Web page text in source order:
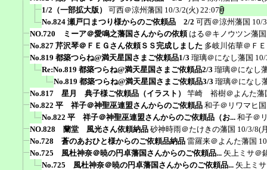
1/2（一部拡大版）
可西＠涼州藩国 10/3/2(火) 22:07
No.824 瀬戸口まつり様からのご依頼品 2/2 可西＠涼州藩国 10/
NO.720 ミーア＠愛鳴之藩国さんからの依頼 はる＠キノウツン藩国
No.827 芹沢琴＠ＦＥＧさん依頼ＳＳ完成しました 多岐川佑華＠Ｆ
No.819 都築つらね@満天星国さまご依頼品1/3 瑠璃＠になし藩国
Re:No.819 都築つらね@満天星国さまご依頼品2/3 瑠璃＠になし
No.819 都築つらね@満天星国さまご依頼品3/3 瑠璃＠になし
No.817 星月 典子様ご依頼品（イラスト）
竿崎 裕樹＠よんた藩
No.822 平 祥子＠神聖巫連盟さんからのご依頼品 和子＠リワマヒ国
No.822 平 祥子＠神聖巫連盟さんからのご依頼品（お... 和子＠
NO.828 蘭堂 風光さん依頼納品 砂神時雨＠たけきの藩国 10/3/8(
No.728 蒼のあおひと様からのご依頼品納品 雷羅来＠よんた藩国
No.725 風杜神奈＠暁の円卓藩国さんからのご依頼品... 矢上ミサ＠
No.725 風杜神奈＠暁の円卓藩国さんからのご依頼品... 矢上ミ